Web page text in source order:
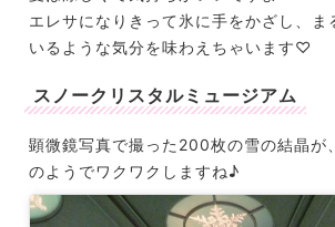
エレサになりきって氷に手をかざし、ま
いるような気分を味わえちゃいます♡
スノークリスタルミュージアム
顕微鏡写真で撮った200枚の雪の結晶が
のようでワクワクしますね♪